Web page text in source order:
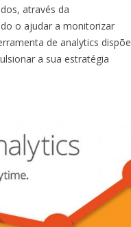
através da
o ajudar a monitorizar
de analytics dispõe
a sua estratégia